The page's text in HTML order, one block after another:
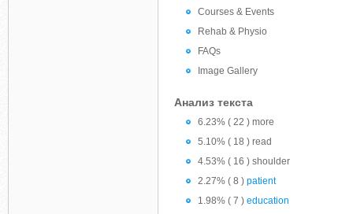
Courses & Events
Rehab & Physio
FAQs
Image Gallery
Анализ текста
6.23% ( 22 ) more
5.10% ( 18 ) read
4.53% ( 16 ) shoulder
2.27% ( 8 ) patient
1.98% ( 7 ) education